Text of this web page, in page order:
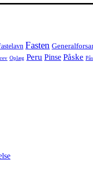
Fasten
Oplæg Peru Pinse Påske